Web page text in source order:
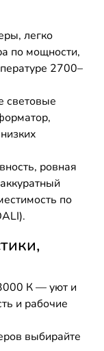
легко
по мощности,
2700–
световые
ровная
по
К — уют и
и рабочие
выбирайте